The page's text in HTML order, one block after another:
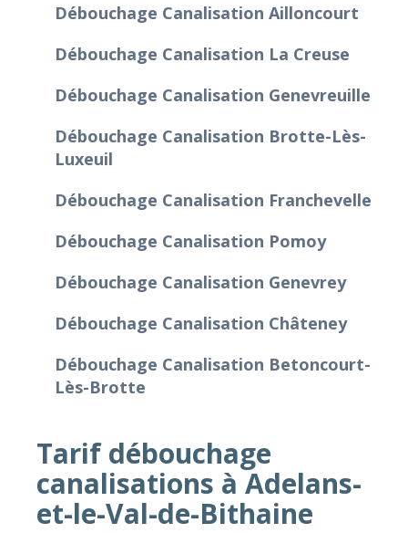
Débouchage Canalisation Ailloncourt
Débouchage Canalisation La Creuse
Débouchage Canalisation Genevreuille
Débouchage Canalisation Brotte-Lès-
Luxeuil
Débouchage Canalisation Franchevelle
Débouchage Canalisation Pomoy
Débouchage Canalisation Genevrey
Débouchage Canalisation Châteney
Débouchage Canalisation Betoncourt-
Lès-Brotte
Tarif débouchage
canalisations à Adelans-
et-le-Val-de-Bithaine